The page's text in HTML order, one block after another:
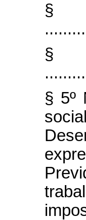
§ 5º